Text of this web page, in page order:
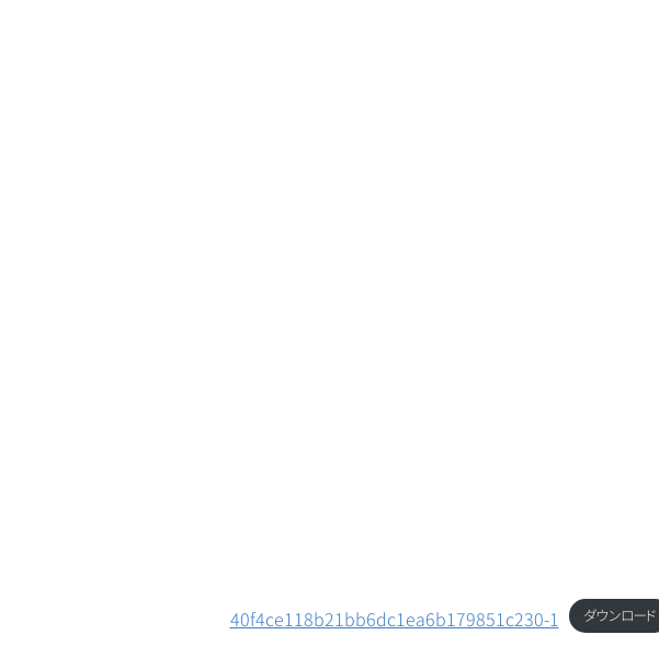
40f4ce118b21bb6dc1ea6b179851c230-1 ダウンロード